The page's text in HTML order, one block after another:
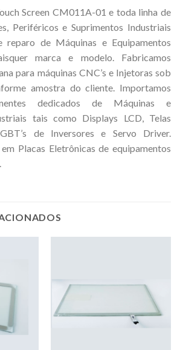
Screen CM011A-01 e toda linha de
Periféricos e Suprimentos Industriais
reparo de Máquinas e Equipamentos
marca e modelo. Fabricamos
para máquinas CNC’s e Injetoras sob
amostra do cliente. Importamos
dedicados de Máquinas e
tais como Displays LCD, Telas
de Inversores e Servo Driver.
Placas Eletrônicas de equipamentos